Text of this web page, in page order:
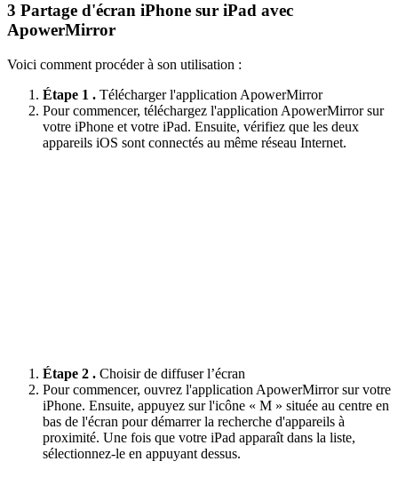
3 Partage d'écran iPhone sur iPad avec
ApowerMirror
Voici comment procéder à son utilisation :
Étape 1 . Télécharger l'application ApowerMirror
Pour commencer, téléchargez l'application ApowerMirror sur
votre iPhone et votre iPad. Ensuite, vérifiez que les deux
appareils iOS sont connectés au même réseau Internet.
Étape 2 . Choisir de diffuser l’écran
Pour commencer, ouvrez l'application ApowerMirror sur votre
iPhone. Ensuite, appuyez sur l'icône « M » située au centre en
bas de l'écran pour démarrer la recherche d'appareils à
proximité. Une fois que votre iPad apparaît dans la liste,
sélectionnez-le en appuyant dessus.